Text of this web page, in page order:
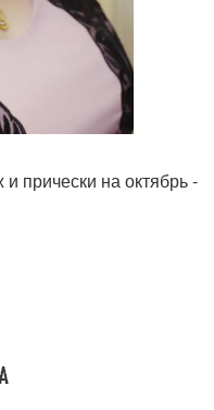
прически на октябрь -